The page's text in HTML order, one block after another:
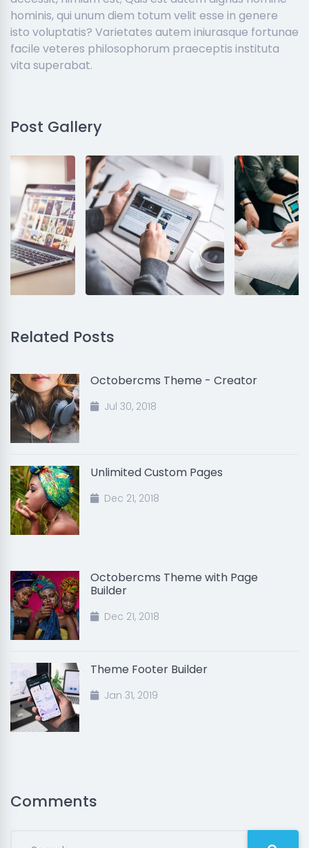
hominis, qui unum diem totum velit esse in genere
isto voluptatis? Varietates autem iniurasque fortunae
facile veteres philosophorum praeceptis instituta
vita superabat.
Post Gallery
Related Posts
Octobercms Theme - Creator
Jul 30, 2018
Unlimited Custom Pages
Dec 21, 2018
Octobercms Theme with Page
Builder
Dec 21, 2018
Theme Footer Builder
Jan 31, 2019
Comments